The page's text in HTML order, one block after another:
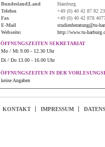
Bundesland|Land
Hamburg
Telefon
+49 (0) 40 42 87 82
Fax
+49 (0) 40 42 878
E-Mail
studienberatung@tu-
Webseite:
http://www.tu-
ÖFFNUNGSZEITEN SEKRETARIAT
Mo / Mi 9.00 - 12.30 Uhr
Di / Do 13.00 - 16.00 Uhr
ÖFFNUNGSZEITEN IN DER
keine Angaben
KONTAKT IMPRESSUM